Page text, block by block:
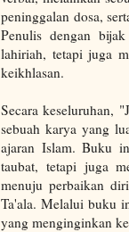
peninggalan dosa,
Penulis dengan
lahiriah, tetapi juga
keikhlasan.
Secara keseluruhan,
sebuah karya yang
ajaran Islam. Buku
taubat, tetapi juga
menuju perbaikan
Ta'ala. Melalui buku
yang menginginkan